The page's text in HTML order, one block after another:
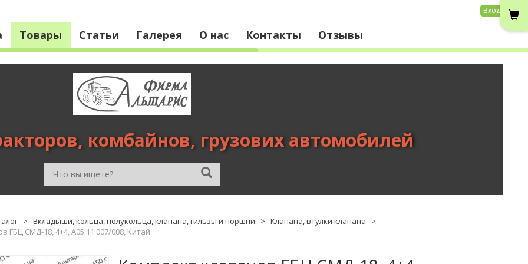
Вход
Товары Статьи Галерея О нас Контакты Отзывы
комбайнов, грузових автомобилей
> Вкладыши, кольца, полукольца, клапана, гильзы и поршни > Клапана, втулки клапана
>
ГБЦ СМД-18, 4+4, А05.11.007/008, Китай